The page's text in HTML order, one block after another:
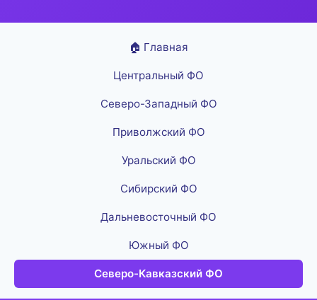
🏠 Главная
Центральный ФО
Северо-Западный ФО
Приволжский ФО
Уральский ФО
Сибирский ФО
Дальневосточный ФО
Южный ФО
Северо-Кавказский ФО